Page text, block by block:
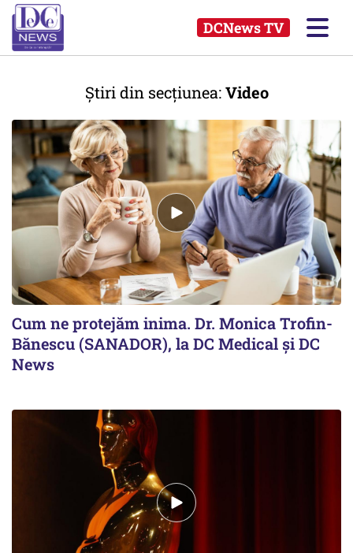
DCNews TV
Știri din secțiunea:Video
Cum ne protejăm inima. Dr. Monica Trofin-
Bănescu (SANADOR), la DC Medical și DC
News